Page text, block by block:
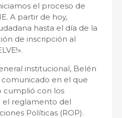
el proceso de
A partir de hoy,
hasta el día de la
de inscripción al
institucional, Belén
en el que
cumplió con los
el reglamento del
Políticas (ROP).